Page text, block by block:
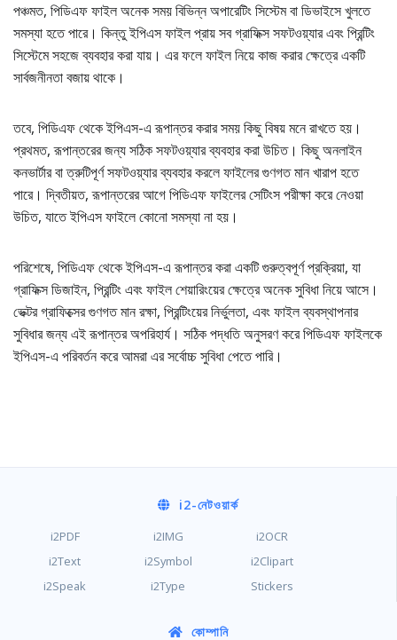
পঞ্চমত, পিডিএফ ফাইল অনেক সময় বিভিন্ন অপারেটিং সিস্টেম বা ডিভাইসে খুলতে
সমস্যা হতে পারে। কিন্তু ইপিএস ফাইল প্রায় সব গ্রাফিক্স সফটওয়্যার এবং প্রিন্টিং
সিস্টেমে সহজে ব্যবহার করা যায়। এর ফলে ফাইল নিয়ে কাজ করার ক্ষেত্রে একটি
সার্বজনীনতা বজায় থাকে।
তবে, পিডিএফ থেকে ইপিএস-এ রূপান্তর করার সময় কিছু বিষয় মনে রাখতে হয়।
প্রথমত, রূপান্তরের জন্য সঠিক সফটওয়্যার ব্যবহার করা উচিত। কিছু অনলাইন
কনভার্টার বা ত্রুটিপূর্ণ সফটওয়্যার ব্যবহার করলে ফাইলের গুণগত মান খারাপ হতে
পারে। দ্বিতীয়ত, রূপান্তরের আগে পিডিএফ ফাইলের সেটিংস পরীক্ষা করে নেওয়া
উচিত, যাতে ইপিএস ফাইলে কোনো সমস্যা না হয়।
পরিশেষে, পিডিএফ থেকে ইপিএস-এ রূপান্তর করা একটি গুরুত্বপূর্ণ প্রক্রিয়া, যা
গ্রাফিক্স ডিজাইন, প্রিন্টিং এবং ফাইল শেয়ারিংয়ের ক্ষেত্রে অনেক সুবিধা নিয়ে আসে।
ভেক্টর গ্রাফিক্সের গুণগত মান রক্ষা, প্রিন্টিংয়ের নির্ভুলতা, এবং ফাইল ব্যবস্থাপনার
সুবিধার জন্য এই রূপান্তর অপরিহার্য। সঠিক পদ্ধতি অনুসরণ করে পিডিএফ ফাইলকে
ইপিএস-এ পরিবর্তন করে আমরা এর সর্বোচ্চ সুবিধা পেতে পারি।
i2-নেটওয়ার্ক
i2PDF i2IMG
i2OCR
i2Text
i2Symbol
i2Clipart
i2Speak
i2Type Stickers
কোম্পানি